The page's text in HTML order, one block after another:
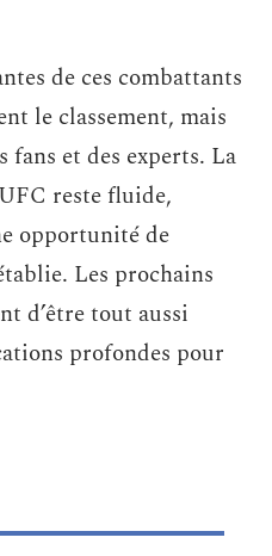
de ces combattants
le classement, mais
fans et des experts. La
reste fluide,
opportunité de
Les prochains
d’être tout aussi
profondes pour